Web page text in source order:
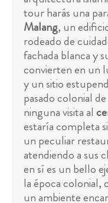
tour harás una
Malang, un
rodeado de
fachada blanca y
convierten en un
y un sitio
pasado colonial
ninguna visita al
estaría completa
un peculiar
atendiendo a sus
en sí es un bello
la época colonial,
un ambiente